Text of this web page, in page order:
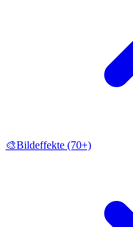
🎨Bildeffekte (70+)